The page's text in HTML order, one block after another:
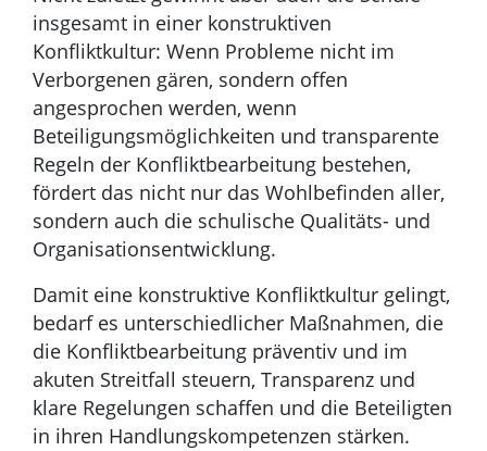
insgesamt in einer konstruktiven
Konfliktkultur: Wenn Probleme nicht im
Verborgenen gären, sondern offen
angesprochen werden, wenn
Beteiligungsmöglichkeiten und transparente
Regeln der Konfliktbearbeitung bestehen,
fördert das nicht nur das Wohlbefinden aller,
sondern auch die schulische Qualitäts- und
Organisationsentwicklung.
Damit eine konstruktive Konfliktkultur gelingt,
bedarf es unterschiedlicher Maßnahmen, die
die Konfliktbearbeitung präventiv und im
akuten Streitfall steuern, Transparenz und
klare Regelungen schaffen und die Beteiligten
in ihren Handlungskompetenzen stärken.